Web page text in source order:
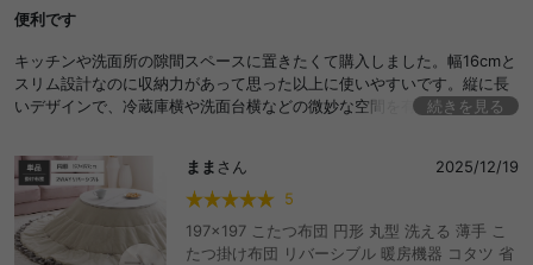
便利です
キッチンや洗面所の隙間スペースに置きたくて購入しました。幅16cmと
スリム設計なのに収納力があって思った以上に使いやすいです。縦に長
いデザインで、冷蔵庫横や洗面台横などの微妙な空間を有効活用できま
続きを見る
まま さん
2025/12/19
5
197×197 こたつ布団 円形 丸型 洗える 薄手 こ
たつ掛け布団 リバーシブル 暖房機器 コタツ 省